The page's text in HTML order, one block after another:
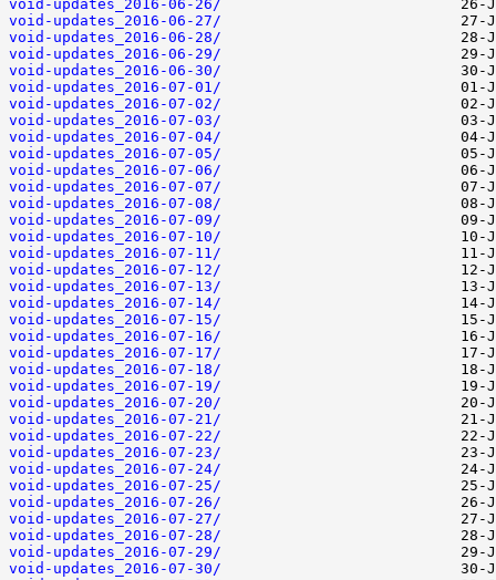
void-updates_2016-06-26/
void-updates_2016-06-27/
void-updates_2016-06-28/
void-updates_2016-06-29/
void-updates_2016-06-30/
void-updates_2016-07-01/
void-updates_2016-07-02/
void-updates_2016-07-03/
void-updates_2016-07-04/
void-updates_2016-07-05/
void-updates_2016-07-06/
void-updates_2016-07-07/
void-updates_2016-07-08/
void-updates_2016-07-09/
void-updates_2016-07-10/
void-updates_2016-07-11/
void-updates_2016-07-12/
void-updates_2016-07-13/
void-updates_2016-07-14/
void-updates_2016-07-15/
void-updates_2016-07-16/
void-updates_2016-07-17/
void-updates_2016-07-18/
void-updates_2016-07-19/
void-updates_2016-07-20/
void-updates_2016-07-21/
void-updates_2016-07-22/
void-updates_2016-07-23/
void-updates_2016-07-24/
void-updates_2016-07-25/
void-updates_2016-07-26/
void-updates_2016-07-27/
void-updates_2016-07-28/
void-updates_2016-07-29/
void-updates_2016-07-30/